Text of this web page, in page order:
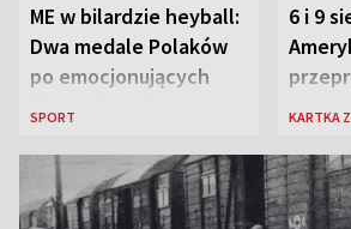
ME w bilardzie heyball:
Dwa medale Polaków
po emocjonujących
finałach w Kielcach
SPORT
6 i 9
KARTKA